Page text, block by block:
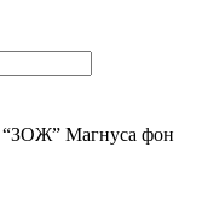
“ЗОЖ” Магнуса фон